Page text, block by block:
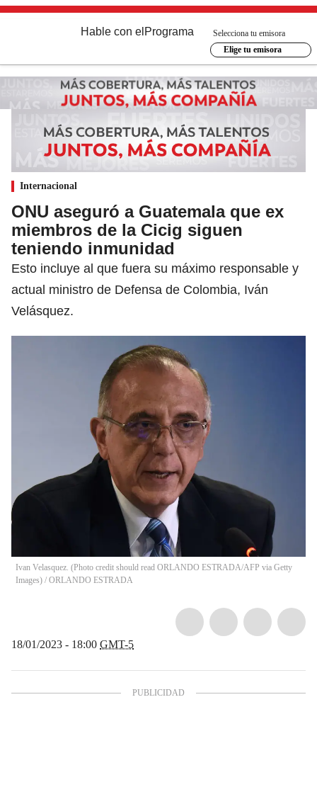
Hable con el Programa
Selecciona tu emisora
Elige tu emisora
Internacional
ONU aseguró a Guatemala que ex
miembros de la Cicig siguen
teniendo inmunidad
Esto incluye al que fuera su máximo responsable y
actual ministro de Defensa de Colombia, Iván
Velásquez.
Ivan Velasquez. (Photo credit should read ORLANDO ESTRADA/AFP via Getty
Images) / ORLANDO ESTRADA
18/01/2023 - 18:00 GMT-5